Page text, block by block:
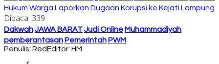
Hukum Warga Laporkan Dugaan Korupsi ke Kejati Lampung
Dibaca: 339
DakwahJAWA BARATJudi Online Muhammadiyah
pemberantasan Pemerintah PWM
Penulis: RedEditor: HM